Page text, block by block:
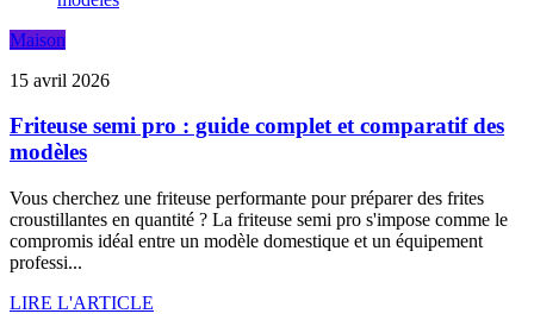
Maison
15 avril 2026
Friteuse semi pro : guide complet et comparatif des
modèles
Vous cherchez une friteuse performante pour préparer des frites
croustillantes en quantité ? La friteuse semi pro s'impose comme le
compromis idéal entre un modèle domestique et un équipement
professi...
LIRE L'ARTICLE